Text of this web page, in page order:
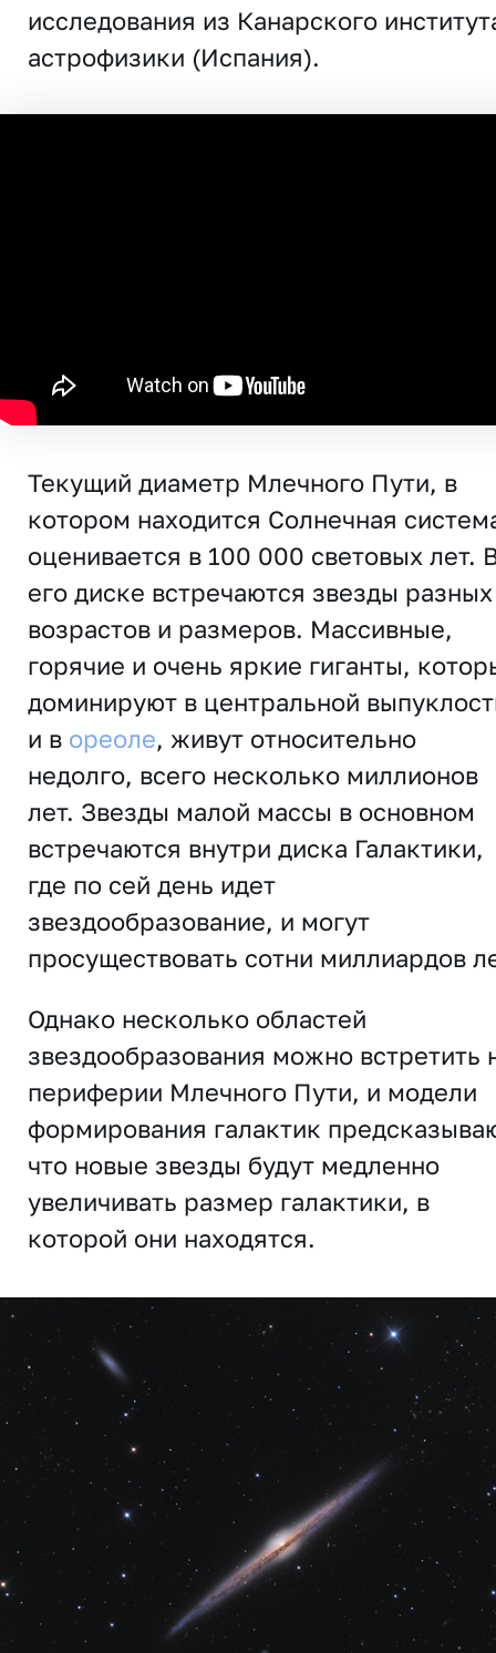
исследования из Канарского
астрофизики (Испания).
Текущий диаметр Млечного Пути, в
котором находится Солнечная
оценивается в 100 000 световых лет.
его диске встречаются звезды разных
возрастов и размеров. Массивные,
горячие и очень яркие гиганты,
доминируют в центральной
и в ореоле, живут относительно
недолго, всего несколько миллионов
лет. Звезды малой массы в основном
встречаются внутри диска Галактики,
где по сей день идет
звездообразование, и могут
просуществовать сотни миллиардов
Однако несколько областей
звездообразования можно встретить
периферии Млечного Пути, и модели
формирования галактик
что новые звезды будут медленно
увеличивать размер галактики, в
которой они находятся.